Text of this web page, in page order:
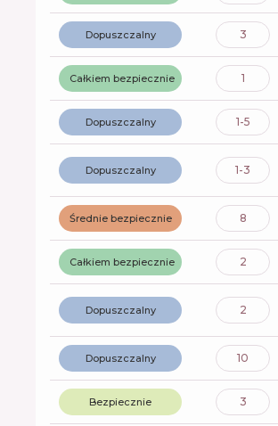
Dopuszczalny 3
Całkiem bezpiecznie 1
Dopuszczalny 1-5
Dopuszczalny 1-3
Średnie bezpiecznie 8
Całkiem bezpiecznie 2
Dopuszczalny 2
Dopuszczalny 10
Bezpiecznie 3